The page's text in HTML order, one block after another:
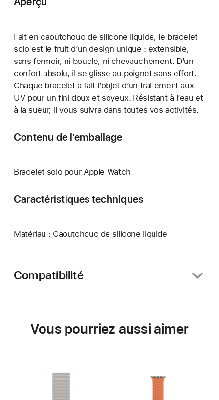
Fait en caoutchouc de silicone liquide, le bracelet
solo est le fruit d’un design unique : extensible,
sans fermoir, ni boucle, ni chevauchement. D’un
confort absolu, il se glisse au poignet sans effort.
Chaque bracelet a fait l’objet d’un traitement aux
UV pour un fini doux et soyeux. Résistant à l’eau et
à la sueur, il vous suivra dans toutes vos activités.
Contenu de l’emballage
Bracelet solo pour Apple Watch
Caractéristiques techniques
Matériau : Caoutchouc de silicone liquide
Compatibilité
Vous pourriez aussi aimer